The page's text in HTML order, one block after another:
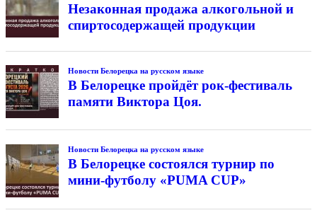
Незаконная продажа алкогольной и
спиртосодержащей продукции
Новости Белорецка на русском языке
В Белорецке пройдёт рок-фестиваль
памяти Виктора Цоя.
Новости Белорецка на русском языке
В Белорецке состоялся турнир по
мини-футболу «PUMA CUP»